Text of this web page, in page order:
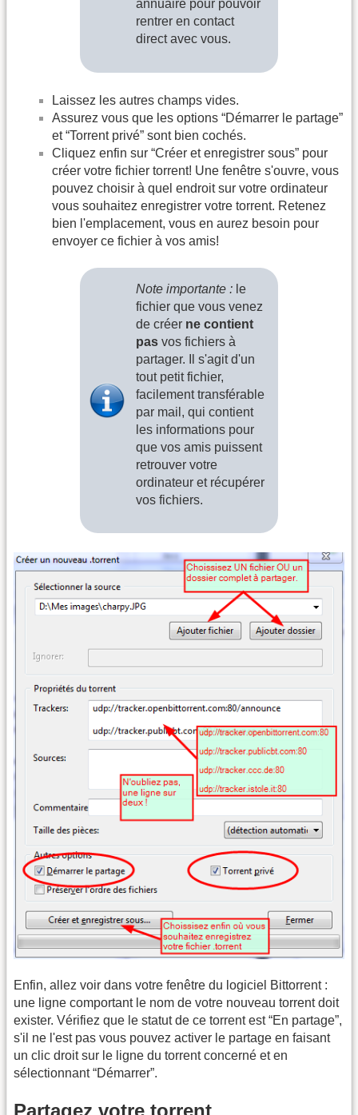
annuaire pour pouvoir
rentrer en contact
direct avec vous.
Laissez les autres champs vides.
Assurez vous que les options “Démarrer le partage”
et “Torrent privé” sont bien cochés.
Cliquez enfin sur “Créer et enregistrer sous” pour
créer votre fichier torrent! Une fenêtre s'ouvre, vous
pouvez choisir à quel endroit sur votre ordinateur
vous souhaitez enregistrer votre torrent. Retenez
bien l'emplacement, vous en aurez besoin pour
envoyer ce fichier à vos amis!
Note importante :le
fichier que vous venez
de créer ne contient
pasvos fichiers à
partager. Il s'agit d'un
tout petit fichier,
facilement transférable
par mail, qui contient
les informations pour
que vos amis puissent
retrouver votre
ordinateur et récupérer
vos fichiers.
Enfin, allez voir dans votre fenêtre du logiciel Bittorrent :
une ligne comportant le nom de votre nouveau torrent doit
exister. Vérifiez que le statut de ce torrent est “En partage”,
s'il ne l'est pas vous pouvez activer le partage en faisant
un clic droit sur le ligne du torrent concerné et en
sélectionnant “Démarrer”.